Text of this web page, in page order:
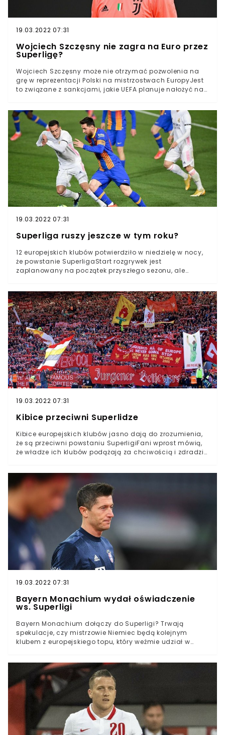
19.03.2022 07:31
Wojciech Szczęsny nie zagra na Euro przez
Superligę?
Wojciech Szczęsny może nie otrzymać pozwolenia na
grę w reprezentacji Polski na mistrzostwach EuropyJest
to związane z sankcjami, jakie UEFA planuje nałożyć na
skutki decyzji UEFACzy Wojciech Szczęsny będzie mógł
zagrać na zbliżających się mistrzostwach Europy? Na
razie trudno odpowiedzieć na to pytanie. Polski
bramkarz może na własnej skórze odczuć konsekwencje
działań jego klubu, czyli Juventusu Turyn.Stara Dama
razem z jedenastoma innymi europejskimi gigantami
ogłosiła w niedzielę w nocy powstanie Superligi.
Rozgrywek, które mają zrzeszać najlepsze kluby Europy i
być całkowicie niezależne od UEFA.
19.03.2022 07:31
Superliga ruszy jeszcze w tym roku?
12 europejskich klubów potwierdziło w niedzielę w nocy,
że powstanie SuperligaStart rozgrywek jest
zaplanowany na początek przyszłego sezonu, ale
decyzja FIFA, która stanęła po stronie UEFASuperliga
została zapowiedziana w niedzielę w nocy. 12 klubów
europejskich potwierdziło to, o czym spekulowano już od
dłuższego czasu. Nowe rozgrywki mają zrzeszać
najlepsze drużyny Starego Kontynentu i mają być
niezależne od UEFA.W rozgrywkach docelowo ma brać
udział 20 europejskich drużyn. 12 już poznaliśmy, to Real
Madryt, FC Barcelona, Atletico Madryt, Arsenal Londyn,
Chelsea Londyn, Liverpool, Tottenham Hotspur,
Manchester United, Manchester City, AC Milan, Inter
Mediolan i Juventus Turyn.
19.03.2022 07:31
Kibice przeciwni Superlidze
Kibice europejskich klubów jasno dają do zrozumienia,
że są przeciwni powstaniu SuperligiFani wprost mówią,
że władze ich klubów podążają za chciwością i zdradzili
także legendy futboluKibice w poniedziałek obudzili się
w zupełnie nowej rzeczywistości piłkarskiej. W nocy
niedzieli na poniedziałek 12 europejskich klubów
oficjalnie potwierdziło powstanie Superligi, która ma być
całkowicie niezależna od UEFA.W nowych rozgrywkach
będą występować: Real Madryt, FC Barcelona, Atletico
Madryt, Arsenal Londyn, Chelsea Londyn, Liverpool,
Tottenham Hotspur, Manchester United, Manchester City,
AC Milan, Inter Mediolan i Juventus Turyn. Do tego
dojdzie jeszcze 8 kolejnych zespołów.
19.03.2022 07:31
Bayern Monachium wydał oświadczenie
ws. Superligi
Bayern Monachium dołączy do Superligi? Trwają
spekulacje, czy mistrzowie Niemiec będą kolejnym
klubem z europejskiego topu, który weźmie udział w
oficjalne oświadczenie na ten temat.